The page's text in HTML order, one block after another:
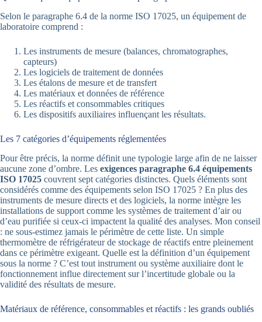
Selon le paragraphe 6.4 de la norme ISO 17025, un équipement de
laboratoire comprend :
Les instruments de mesure (balances, chromatographes,
capteurs)
Les logiciels de traitement de données
Les étalons de mesure et de transfert
Les matériaux et données de référence
Les réactifs et consommables critiques
Les dispositifs auxiliaires influençant les résultats.
Les 7 catégories d’équipements réglementées
Pour être précis, la norme définit une typologie large afin de ne laisser
aucune zone d’ombre. Les exigences paragraphe 6.4 équipements
ISO 17025 couvrent sept catégories distinctes. Quels éléments sont
considérés comme des équipements selon ISO 17025 ? En plus des
instruments de mesure directs et des logiciels, la norme intègre les
installations de support comme les systèmes de traitement d’air ou
d’eau purifiée si ceux-ci impactent la qualité des analyses. Mon conseil
: ne sous-estimez jamais le périmètre de cette liste. Un simple
thermomètre de réfrigérateur de stockage de réactifs entre pleinement
dans ce périmètre exigeant. Quelle est la définition d’un équipement
sous la norme ? C’est tout instrument ou système auxiliaire dont le
fonctionnement influe directement sur l’incertitude globale ou la
validité des résultats de mesure.
Matériaux de référence, consommables et réactifs : les grands oubliés